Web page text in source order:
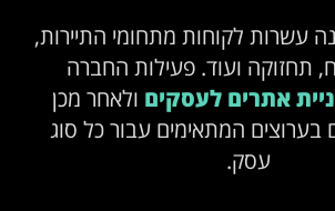
עשרות לקוחות מתחומי התיירות,
תחזוקה ועוד. פעילות החברה
אתרים לעסקים ולאחר מכן
בערוצים המתאימים עבור כל סוג
עסק.